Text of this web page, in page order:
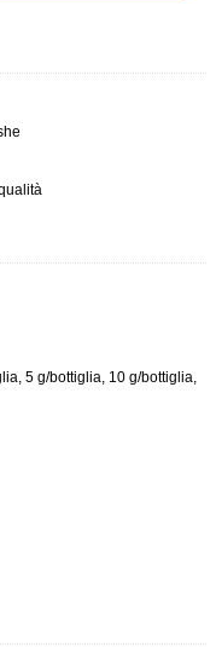
5 g/bottiglia, 10 g/bottiglia,